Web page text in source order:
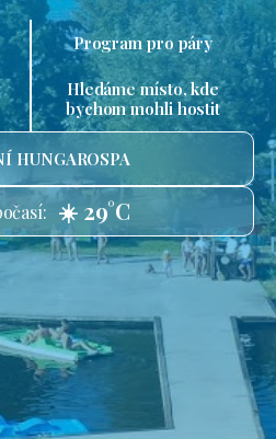
Program pro páry
Hledáme místo, kde
bychom mohli hostit
HUNGAROSPA
☀️ 29°C